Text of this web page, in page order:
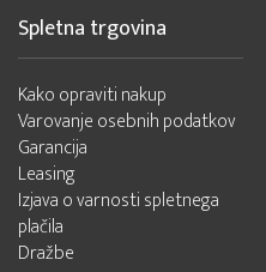
Spletna trgovina
Kako opraviti nakup
Varovanje osebnih podatkov
Garancija
Leasing
Izjava o varnosti spletnega
plačila
Dražbe